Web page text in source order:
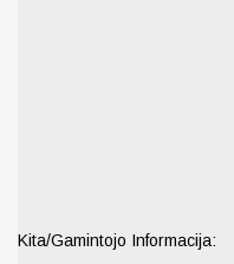
Kita/Gamintojo Informacija: